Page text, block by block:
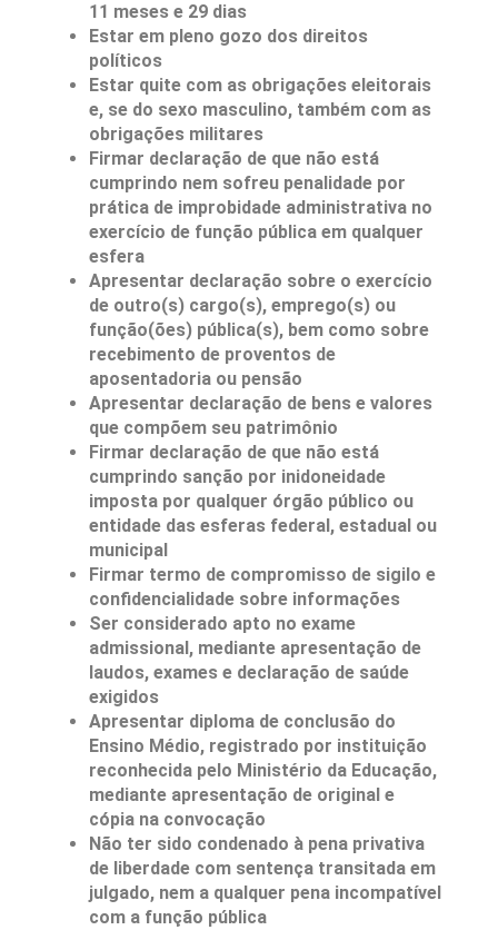
11 meses e 29 dias
Estar em pleno gozo dos direitos
políticos
Estar quite com as obrigações eleitorais
e, se do sexo masculino, também com as
obrigações militares
Firmar declaração de que não está
cumprindo nem sofreu penalidade por
prática de improbidade administrativa no
exercício de função pública em qualquer
esfera
Apresentar declaração sobre o exercício
de outro(s) cargo(s), emprego(s) ou
função(ões) pública(s), bem como sobre
recebimento de proventos de
aposentadoria ou pensão
Apresentar declaração de bens e valores
que compõem seu patrimônio
Firmar declaração de que não está
cumprindo sanção por inidoneidade
imposta por qualquer órgão público ou
entidade das esferas federal, estadual ou
municipal
Firmar termo de compromisso de sigilo e
confidencialidade sobre informações
Ser considerado apto no exame
admissional, mediante apresentação de
laudos, exames e declaração de saúde
exigidos
Apresentar diploma de conclusão do
Ensino Médio, registrado por instituição
reconhecida pelo Ministério da Educação,
mediante apresentação de original e
cópia na convocação
Não ter sido condenado à pena privativa
de liberdade com sentença transitada em
julgado, nem a qualquer pena incompatível
com a função pública